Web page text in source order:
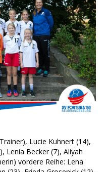
Lucie Kuhnert (14),
Lenia Becker (7), Aliyah
vordere Reihe: Lena